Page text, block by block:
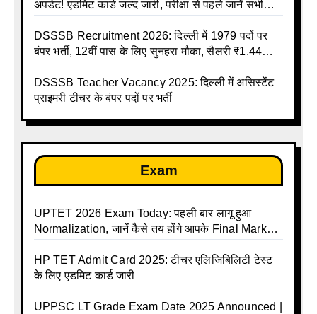
अपडेट! एडमिट कार्ड जल्द जारी, परीक्षा से पहले जानें सभी
DSSSB Recruitment 2026: दिल्ली में 1979 पदों पर
बंपर भर्ती, 12वीं पास के लिए सुनहरा मौका, सैलरी ₹1.44
DSSSB Teacher Vacancy 2025: दिल्ली में असिस्टेंट
प्राइमरी टीचर के बंपर पदों पर भर्ती
Exam
UPTET 2026 Exam Today: पहली बार लागू हुआ
Normalization, जानें कैसे तय होंगे आपके Final Marks
HP TET Admit Card 2025: टीचर एलिजिबिलिटी टेस्ट
के लिए एडमिट कार्ड जारी
UPPSC LT Grade Exam Date 2025 Announced |